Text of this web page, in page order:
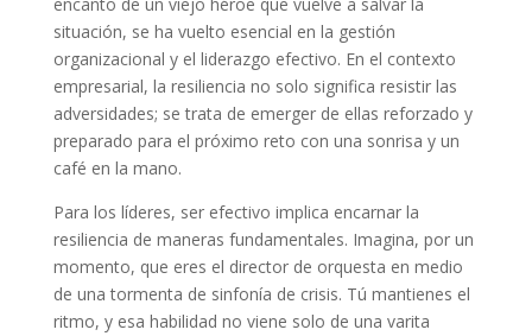
situación, se ha vuelto esencial en la gestión
organizacional y el liderazgo efectivo. En el contexto
empresarial, la resiliencia no solo significa resistir las
adversidades; se trata de emerger de ellas reforzado y
preparado para el próximo reto con una sonrisa y un
café en la mano.
Para los líderes, ser efectivo implica encarnar la
resiliencia de maneras fundamentales. Imagina, por un
momento, que eres el director de orquesta en medio
de una tormenta de sinfonía de crisis. Tú mantienes el
ritmo, y esa habilidad no viene solo de una varita